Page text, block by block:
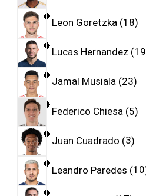
Leon Goretzka 18
Lucas Hernandez 19
Jamal Musiala 23
Federico Chiesa 5
Juan Cuadrado 3
Leandro Paredes 10